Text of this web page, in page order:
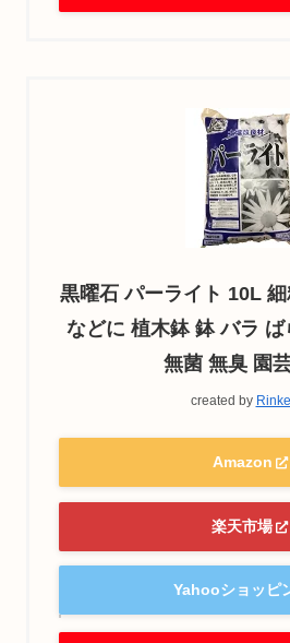
黒曜石 パーライト 10L
などに 植木鉢 鉢 バラ
無菌 無臭 園
created by
Amazon
楽天市場
Yahooショッピ